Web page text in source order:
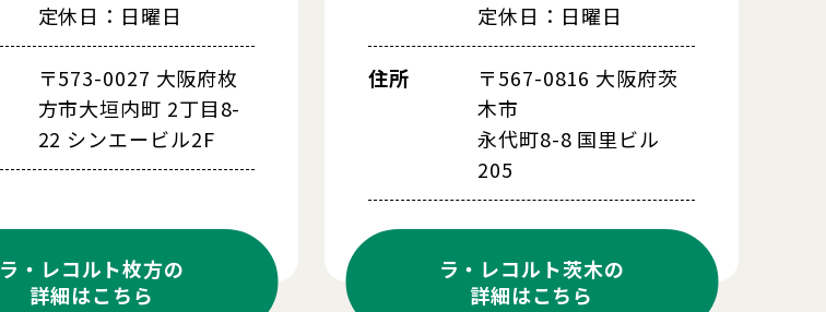
定休日：日曜日
〒573-0027 大阪府枚
方市大垣内町 2丁目8-
22 シンエービル2F
ラ・レコルト枚方の
詳細はこちら
定休日：日曜日
住所
〒567-0816 大阪府茨
木市
永代町8-8 国里ビル
205
ラ・レコルト茨木の
詳細はこちら